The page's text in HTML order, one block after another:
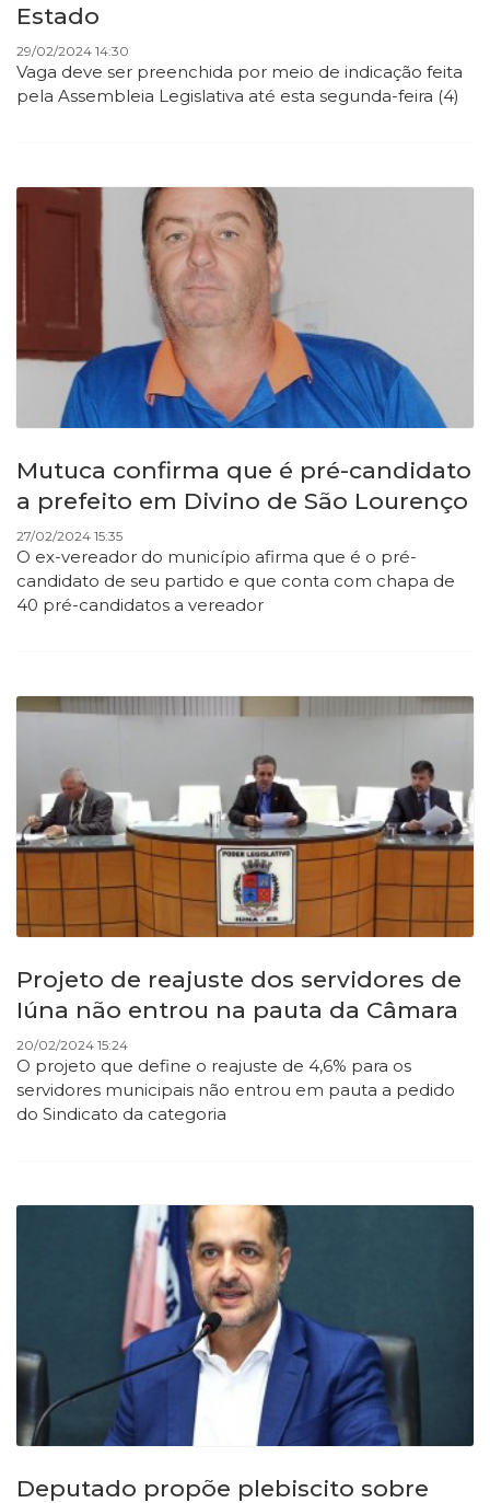
Estado
29/02/2024 14:30
Vaga deve ser preenchida por meio de indicação feita
pela Assembleia Legislativa até esta segunda-feira (4)
Mutuca confirma que é pré-candidato
a prefeito em Divino de São Lourenço
27/02/2024 15:35
O ex-vereador do município afirma que é o pré-
candidato de seu partido e que conta com chapa de
40 pré-candidatos a vereador
Projeto de reajuste dos servidores de
Iúna não entrou na pauta da Câmara
20/02/2024 15:24
O projeto que define o reajuste de 4,6% para os
servidores municipais não entrou em pauta a pedido
do Sindicato da categoria
Deputado propõe plebiscito sobre